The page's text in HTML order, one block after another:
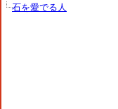
石を愛でる人